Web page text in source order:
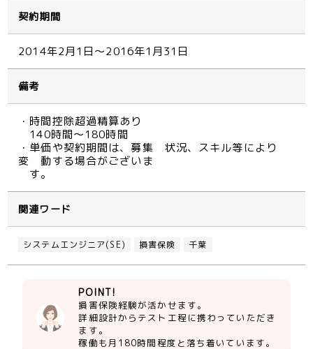
契約期間
2014年2月1日～2016年1月31日
備考
・時間控除超過精算あり
140時間～180時間
・単価や契約期間は、募集 状況、スキル等により
変 動する場合がございま
す。
関連ワード
システムエンジニア(SE) 損害保険 千葉
POINT!
損害保険経験が活かせます。
詳細設計からテスト工程に携わっていただき
ます。
稼働も月180時間程度と落ち着いています。